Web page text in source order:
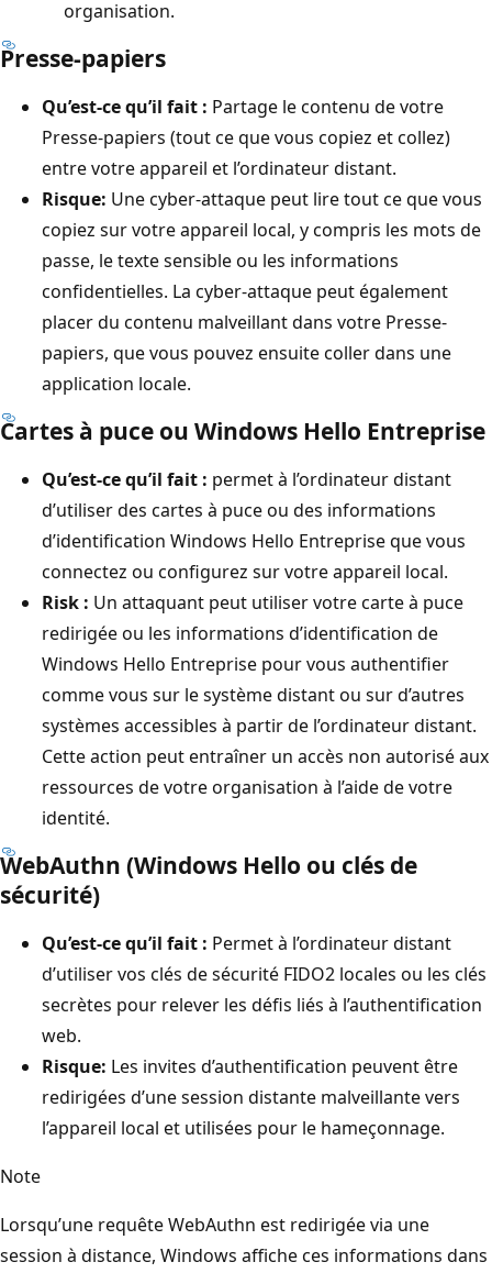
organisation.
Presse-papiers
Qu’est-ce qu’il fait : Partage le contenu de votre
Presse-papiers (tout ce que vous copiez et collez)
entre votre appareil et l’ordinateur distant.
Risque: Une cyber-attaque peut lire tout ce que vous
copiez sur votre appareil local, y compris les mots de
passe, le texte sensible ou les informations
confidentielles. La cyber-attaque peut également
placer du contenu malveillant dans votre Presse-
papiers, que vous pouvez ensuite coller dans une
application locale.
Cartes à puce ou Windows Hello Entreprise
Qu’est-ce qu’il fait : permet à l’ordinateur distant
d’utiliser des cartes à puce ou des informations
d’identification Windows Hello Entreprise que vous
connectez ou configurez sur votre appareil local.
Risk : Un attaquant peut utiliser votre carte à puce
redirigée ou les informations d’identification de
Windows Hello Entreprise pour vous authentifier
comme vous sur le système distant ou sur d’autres
systèmes accessibles à partir de l’ordinateur distant.
Cette action peut entraîner un accès non autorisé aux
ressources de votre organisation à l’aide de votre
identité.
WebAuthn (Windows Hello ou clés de
sécurité)
Qu’est-ce qu’il fait : Permet à l’ordinateur distant
d’utiliser vos clés de sécurité FIDO2 locales ou les clés
secrètes pour relever les défis liés à l’authentification
web.
Risque: Les invites d’authentification peuvent être
redirigées d’une session distante malveillante vers
l’appareil local et utilisées pour le hameçonnage.
Note
Lorsqu’une requête WebAuthn est redirigée via une
session à distance, Windows affiche ces informations dans